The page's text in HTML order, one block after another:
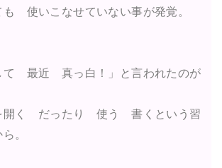
使いこなせていない事が発覚。
て 最近 真っ白！」と言われたのが
開く だったり 使う 書くという習
。